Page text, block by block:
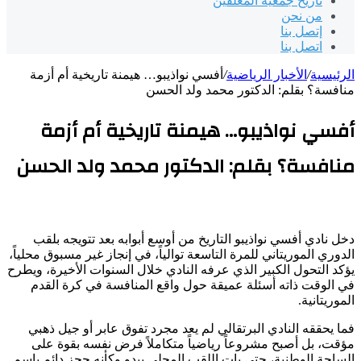
من نحن
إتصل بنا
اتصل بنا
الرئيسية/ الأخبار الرياضية/ أفسي نواذيبو… هيمنة تاريخية أم أزمة
منافسة؟ بقلم: الدكتور محمد ولد الحسن
أفسي نواذيبو… هيمنة تاريخية أم أزمة
منافسة؟ بقلم: الدكتور محمد ولد الحسن
دخل نادي أفسي نواذيبو التاريخ من أوسع أبوابه بعد تتويجه بلقب
الدوري الموريتاني للمرة التاسعة توالياً، في إنجاز غير مسبوق محلياً،
يؤكد التحول الكبير الذي عرفه النادي خلال السنوات الأخيرة، ويطرح
في الوقت ذاته أسئلة عميقة حول واقع المنافسة في كرة القدم
الموريتانية.
فما يحققه النادي البرتقالي لم يعد مجرد تفوق عابر أو جيل ذهبي
مؤقت، بل أصبح مشروعاً رياضياً متكاملاً فرض نفسه بقوة على